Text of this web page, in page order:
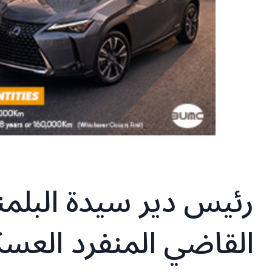
رئيس دير سيدة
القاضي المنفرد